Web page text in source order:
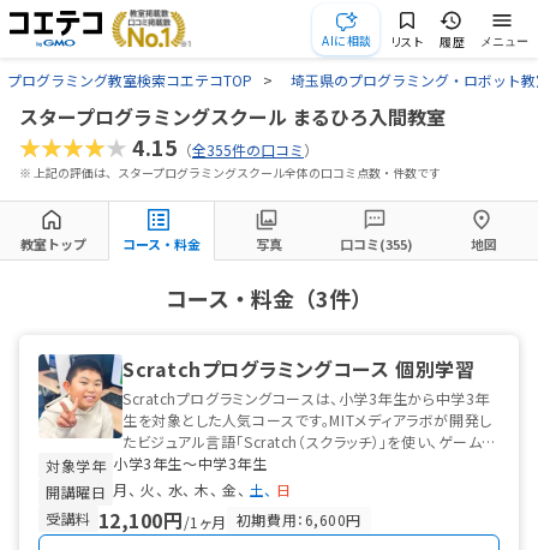
AIに相談 リスト 履歴 メニュー
プログラミング教室検索コエテコTOP 埼玉県のプログラミング・ロボット
スタープログラミングスクール まるひろ入間教室
★★★★★4.15 （全355件の口コミ）
※ 上記の評価は、スタープログラミングスクール全体の口コミ点数・件数です
教室トップ コース・料金 写真 口コミ(355) 地図
コース・料金（3件）
Scratchプログラミングコース 個別学習
Scratchプログラミングコースは、小学3年生から中学3年
生を対象とした人気コースです。MITメディアラボが開発し
たビジュアル言語「Scratch（スクラッチ）」を使い、ゲームや
アニメーション...
対象学年 小学3年生〜中学3年生
開講曜日 月 火 水 木 金 土
日
受講料 12,100円/1ヶ月 初期費用：6,600円